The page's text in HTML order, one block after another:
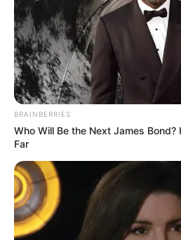
Colprensa
Lenny Maturana salió de
Medellín.
Por:Daniel Zabala
Septiembre 12, 2019
COMPARTIR
UNIRSE AL CANAL
Deportivo Independiente
BRAINBERRIES
Who Will Be the Next James Bond?
Far